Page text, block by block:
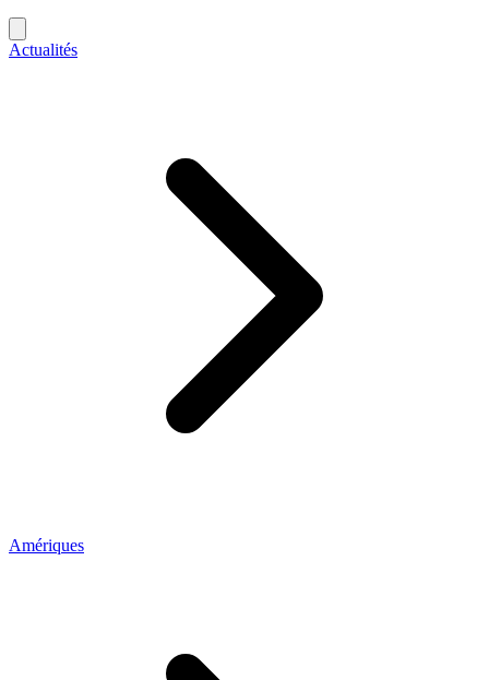
Actualités
Amériques